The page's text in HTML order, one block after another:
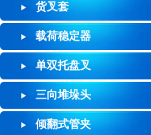
货叉套
载荷稳定器
单双托盘叉
三向堆垛头
倾翻式管夹